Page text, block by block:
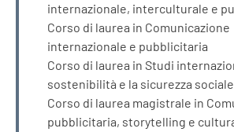
internazionale, interculturale e
Corso di laurea in Comunicazione
internazionale e pubblicitaria
Corso di laurea in Studi
sostenibilità e la sicurezza sociale
Corso di laurea magistrale in
pubblicitaria, storytelling e